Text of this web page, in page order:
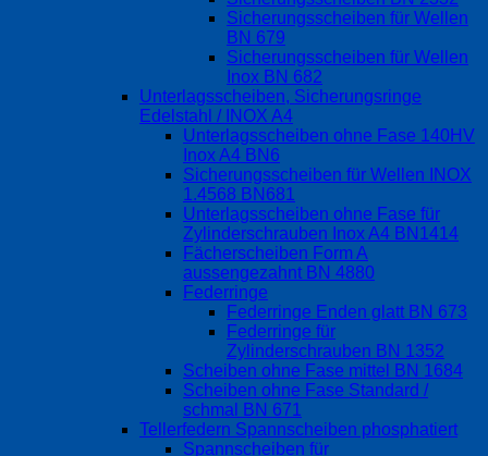
Sicherungsscheiben für Wellen
BN 679
Sicherungsscheiben für Wellen
Inox BN 682
Unterlagsscheiben, Sicherungsringe
Edelstahl / INOX A4
Unterlagsscheiben ohne Fase 140HV
Inox A4 BN6
Sicherungsscheiben für Wellen INOX
1.4568 BN681
Unterlagsscheiben ohne Fase für
Zylinderschrauben Inox A4 BN1414
Fächerscheiben Form A
aussengezahnt BN 4880
Federringe
Federringe Enden glatt BN 673
Federringe für
Zylinderschrauben BN 1352
Scheiben ohne Fase mittel BN 1684
Scheiben ohne Fase Standard /
schmal BN 671
Tellerfedern Spannscheiben phosphatiert
Spannscheiben für